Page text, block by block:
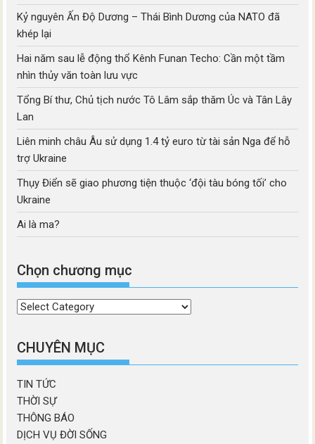
Kỷ nguyên Ấn Độ Dương – Thái Bình Dương của NATO đã
khép lại
Hai năm sau lễ động thổ Kênh Funan Techo: Cần một tầm
nhìn thủy văn toàn lưu vực
Tổng Bí thư, Chủ tịch nước Tô Lâm sắp thăm Úc và Tân Lây
Lan
Liên minh châu Âu sử dụng 1.4 tỷ euro từ tài sản Nga để hỗ
trợ Ukraine
Thụy Điển sẽ giao phương tiện thuộc ‘đội tàu bóng tối’ cho
Ukraine
Ai là ma?
Chọn chương mục
Chọn
mục
CHUYÊN MỤC
TIN TỨC
THỜI SỰ
THÔNG BÁO
DỊCH VỤ ĐỜI SỐNG